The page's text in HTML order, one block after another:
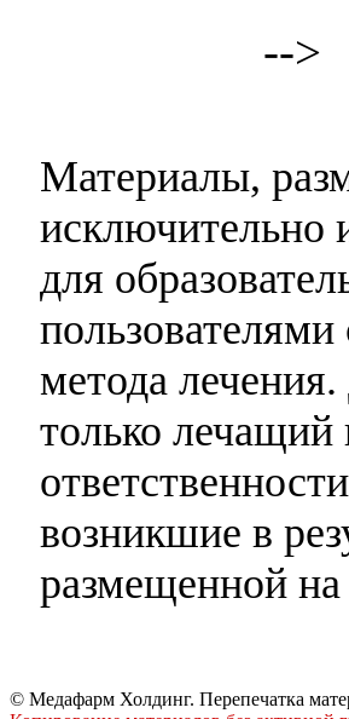
-->
Материалы,
исключительно
для
метода
только лечащий
возникшие в
размещенной
© Медафарм Холдинг. Перепечатка